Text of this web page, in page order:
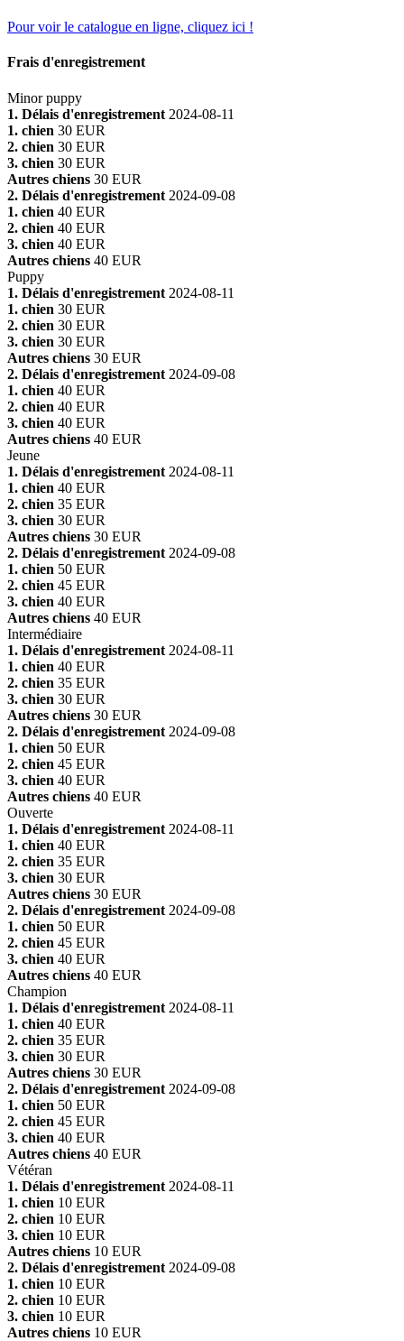
Pour voir le catalogue en ligne, cliquez ici !
Frais d'enregistrement
Minor puppy
1. Délais d'enregistrement 2024-08-11
1. chien 30 EUR
2. chien 30 EUR
3. chien 30 EUR
Autres chiens 30 EUR
2. Délais d'enregistrement 2024-09-08
1. chien 40 EUR
2. chien 40 EUR
3. chien 40 EUR
Autres chiens 40 EUR
Puppy
1. Délais d'enregistrement 2024-08-11
1. chien 30 EUR
2. chien 30 EUR
3. chien 30 EUR
Autres chiens 30 EUR
2. Délais d'enregistrement 2024-09-08
1. chien 40 EUR
2. chien 40 EUR
3. chien 40 EUR
Autres chiens 40 EUR
Jeune
1. Délais d'enregistrement 2024-08-11
1. chien 40 EUR
2. chien 35 EUR
3. chien 30 EUR
Autres chiens 30 EUR
2. Délais d'enregistrement 2024-09-08
1. chien 50 EUR
2. chien 45 EUR
3. chien 40 EUR
Autres chiens 40 EUR
Intermédiaire
1. Délais d'enregistrement 2024-08-11
1. chien 40 EUR
2. chien 35 EUR
3. chien 30 EUR
Autres chiens 30 EUR
2. Délais d'enregistrement 2024-09-08
1. chien 50 EUR
2. chien 45 EUR
3. chien 40 EUR
Autres chiens 40 EUR
Ouverte
1. Délais d'enregistrement 2024-08-11
1. chien 40 EUR
2. chien 35 EUR
3. chien 30 EUR
Autres chiens 30 EUR
2. Délais d'enregistrement 2024-09-08
1. chien 50 EUR
2. chien 45 EUR
3. chien 40 EUR
Autres chiens 40 EUR
Champion
1. Délais d'enregistrement 2024-08-11
1. chien 40 EUR
2. chien 35 EUR
3. chien 30 EUR
Autres chiens 30 EUR
2. Délais d'enregistrement 2024-09-08
1. chien 50 EUR
2. chien 45 EUR
3. chien 40 EUR
Autres chiens 40 EUR
Vétéran
1. Délais d'enregistrement 2024-08-11
1. chien 10 EUR
2. chien 10 EUR
3. chien 10 EUR
Autres chiens 10 EUR
2. Délais d'enregistrement 2024-09-08
1. chien 10 EUR
2. chien 10 EUR
3. chien 10 EUR
Autres chiens 10 EUR